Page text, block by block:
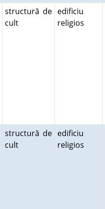
structură de
cult
edificiu
religios
structură de
cult
edificiu
religios